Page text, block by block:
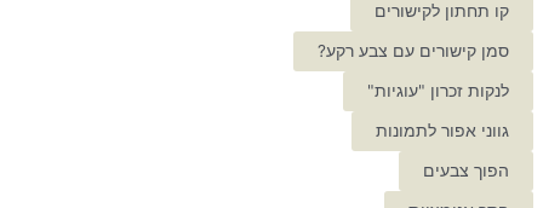
קו תחתון לקישורים
סמן קישורים עם צבע רקע?
לנקות זכרון "עוגיות"
גווני אפור לתמונות
הפוך צבעים